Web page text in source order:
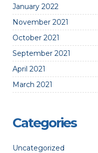
January 2022
November 2021
October 2021
September 2021
April 2021
March 2021
Categories
Uncategorized